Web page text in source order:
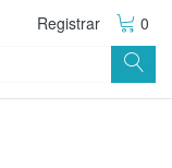
Registrar 0